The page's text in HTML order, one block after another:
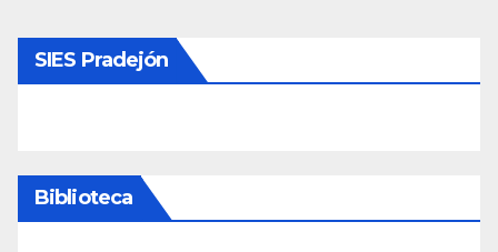
SIES Pradejón
Biblioteca